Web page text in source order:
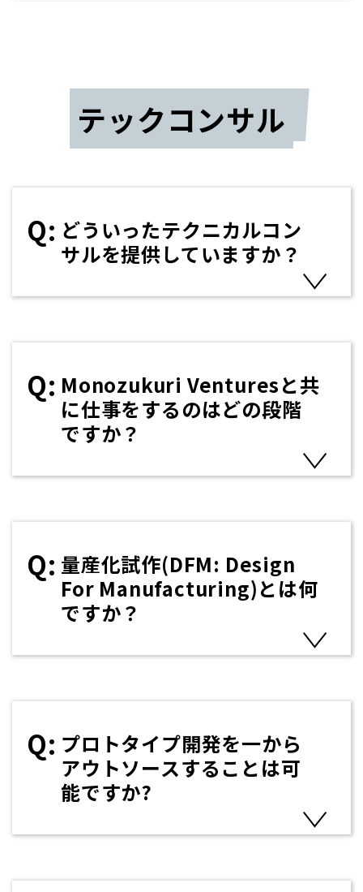
テックコンサル
どういったテクニカルコン
サルを提供していますか？
Monozukuri Venturesと共
に仕事をするのはどの段階
ですか？
量産化試作(DFM: Design
For Manufacturing)とは何
ですか？
プロトタイプ開発を一から
アウトソースすることは可
能ですか?